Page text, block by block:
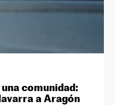
comunidad:
a Aragón